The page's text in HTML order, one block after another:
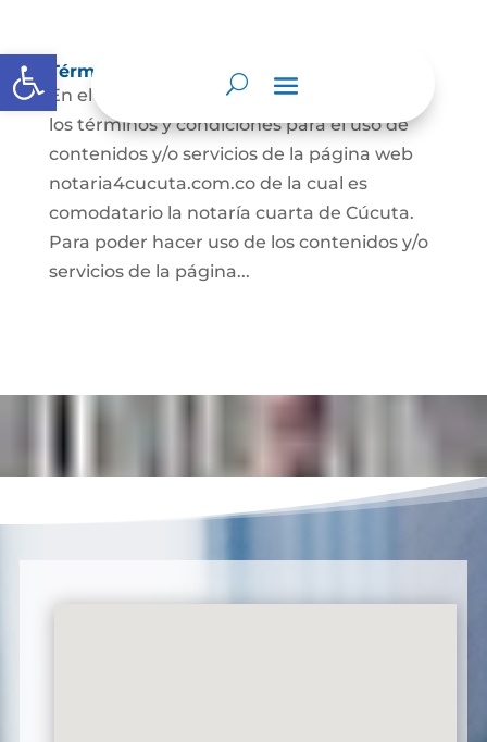
Abrir barra de herramientas
Términos y condiciones
En el presente documento se establecen
los términos y condiciones para el uso de
contenidos y/o servicios de la página web
notaria4cucuta.com.co de la cual es
comodatario la notaría cuarta de Cúcuta.
Para poder hacer uso de los contenidos y/o
servicios de la página...